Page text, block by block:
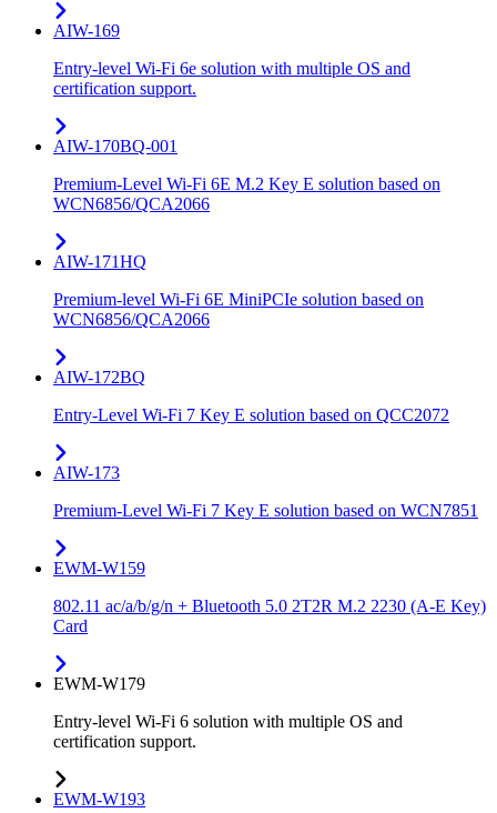
AIW-169
Entry-level Wi-Fi 6e solution with multiple OS and
certification support.
AIW-170BQ-001
Premium-Level Wi-Fi 6E M.2 Key E solution based on
WCN6856/QCA2066
AIW-171HQ
Premium-level Wi-Fi 6E MiniPCIe solution based on
WCN6856/QCA2066
AIW-172BQ
Entry-Level Wi-Fi 7 Key E solution based on QCC2072
AIW-173
Premium-Level Wi-Fi 7 Key E solution based on WCN7851
EWM-W159
802.11 ac/a/b/g/n + Bluetooth 5.0 2T2R M.2 2230 (A-E Key)
Card
EWM-W179
Entry-level Wi-Fi 6 solution with multiple OS and
certification support.
EWM-W193